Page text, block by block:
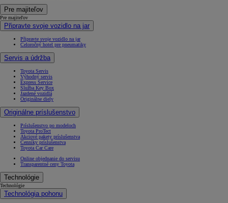
Pre majiteľov
Pre majiteľov
Připravte svoje vozidlo na jar
Připravte svoje vozidlo na jar
Celoročný hotel pre pneumatiky
Servis a údržba
Toyota Servis
Výhodný servis
Express Service
Služba Key Box
Jazdené vozidlá
Originálne diely
Originálne príslušenstvo
Príslušenstvo po modeloch
Toyota ProTect
Akciové pakety príslušenstva
Cenníky príslušenstva
Toyota Car Care
Online objednanie do servisu
Transparentné ceny Toyota
Technológie
Technológie
Technológia pohonu